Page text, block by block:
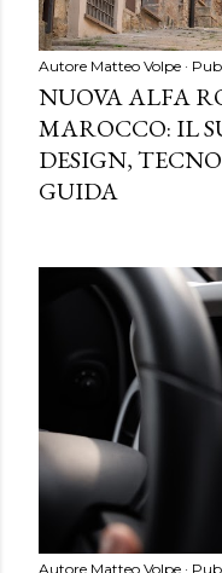
Autore Matteo Volpe
NUOVA ALFA
MAROCCO: IL
DESIGN,
GUIDA
Autore Matteo Volpe